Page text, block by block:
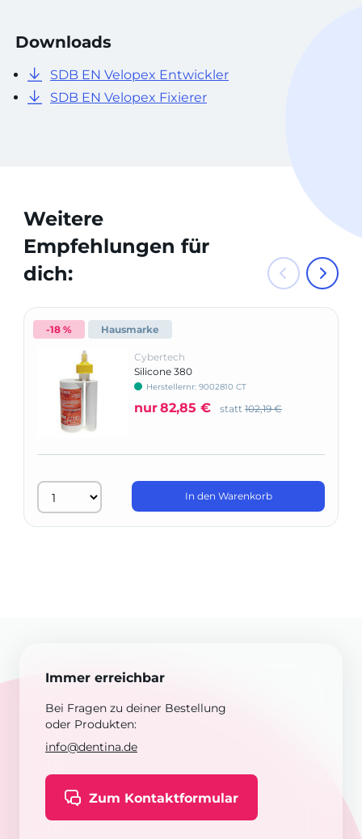
Downloads
SDB EN Velopex Entwickler
SDB EN Velopex Fixierer
Weitere
Empfehlungen für
dich:
-18 % Hausmarke
Cybertech
Silicone 380
Herstellernr: 9002810 CT
nur82,85 € statt 102,19 €
In den Warenkorb
Immer erreichbar
Bei Fragen zu deiner Bestellung
oder Produkten:
info@dentina.de
Zum Kontaktformular